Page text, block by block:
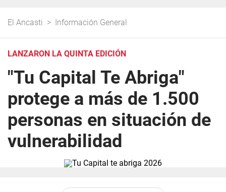
El Ancasti > Información General
LANZARON LA QUINTA EDICIÓN
"Tu Capital Te Abriga"
protege a más de 1.500
personas en situación de
vulnerabilidad